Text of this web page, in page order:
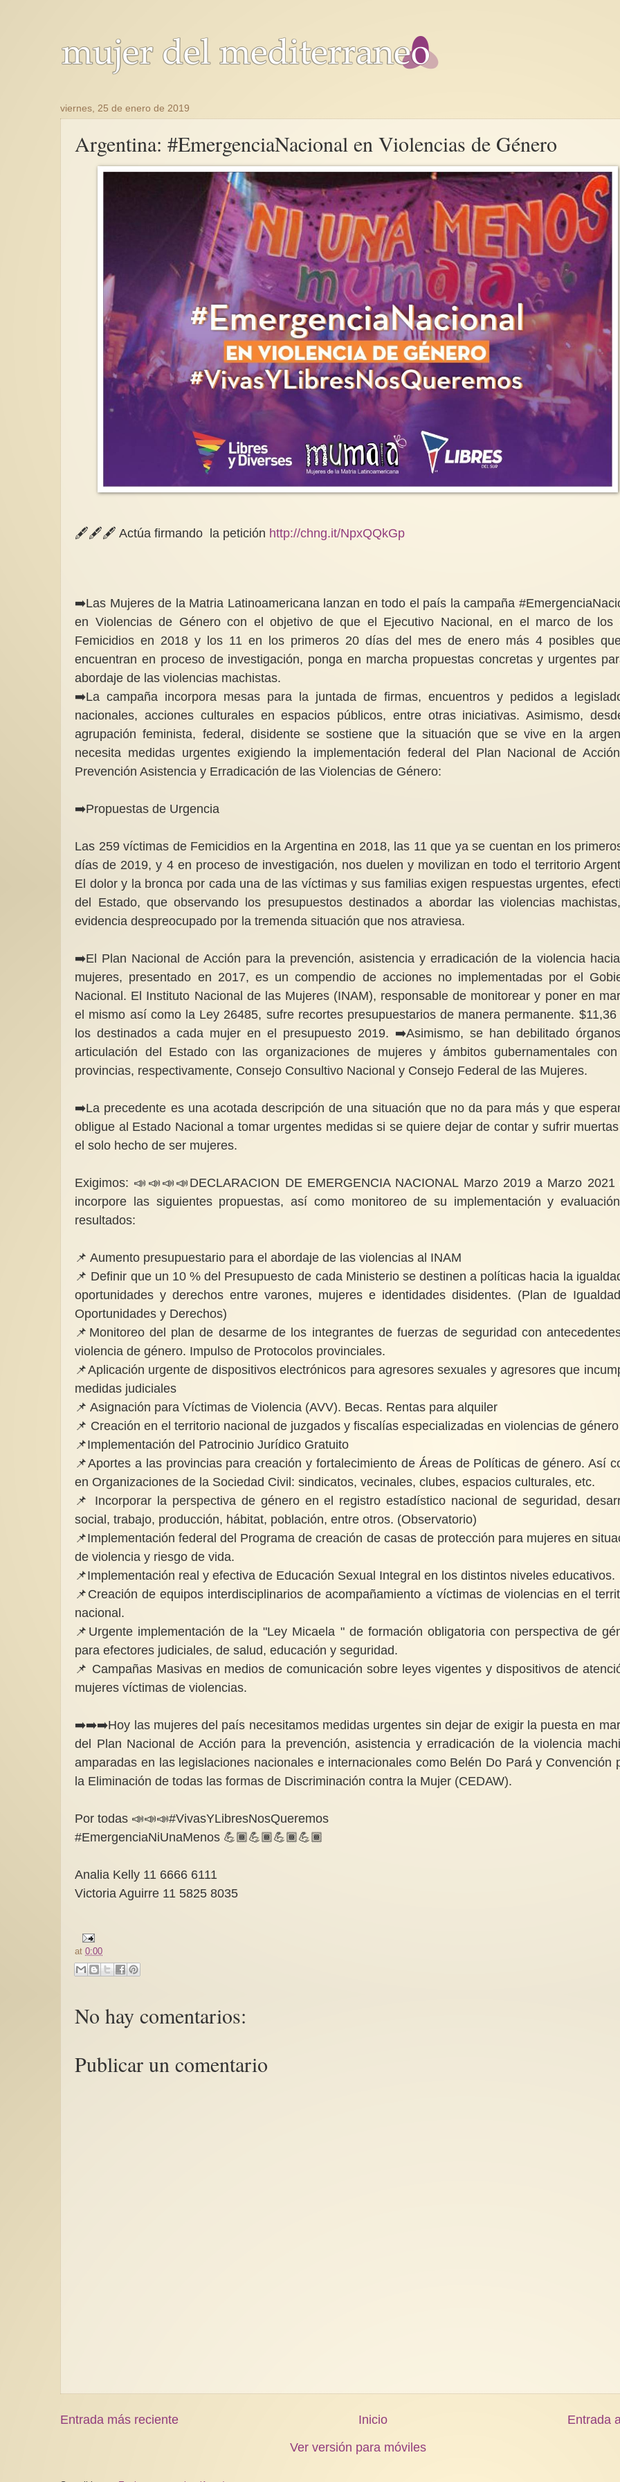
viernes, 25 de enero de 2019
Argentina: #EmergenciaNacional en Violencias de Género
🖋️🖋️🖋️ Actúa firmando la petición http://chng.it/NpxQQkGp
➡️Las Mujeres de la Matria Latinoamericana lanzan en todo el país la campaña
en Violencias de Género con el objetivo de que el Ejecutivo Nacional, en el marco de los
Femicidios en 2018 y los 11 en los primeros 20 días del mes de enero más 4 posibles
encuentran en proceso de investigación, ponga en marcha propuestas concretas y urgentes
abordaje de las violencias machistas.
➡️La campaña incorpora mesas para la juntada de firmas, encuentros y pedidos a
nacionales, acciones culturales en espacios públicos, entre otras iniciativas. Asimismo,
agrupación feminista, federal, disidente se sostiene que la situación que se vive en la
necesita medidas urgentes exigiendo la implementación federal del Plan Nacional de
Prevención Asistencia y Erradicación de las Violencias de Género:
➡️Propuestas de Urgencia
Las 259 víctimas de Femicidios en la Argentina en 2018, las 11 que ya se cuentan en los
días de 2019, y 4 en proceso de investigación, nos duelen y movilizan en todo el territorio
El dolor y la bronca por cada una de las víctimas y sus familias exigen respuestas urgentes,
del Estado, que observando los presupuestos destinados a abordar las violencias
evidencia despreocupado por la tremenda situación que nos atraviesa.
➡️El Plan Nacional de Acción para la prevención, asistencia y erradicación de la violencia
mujeres, presentado en 2017, es un compendio de acciones no implementadas por el
Nacional. El Instituto Nacional de las Mujeres (INAM), responsable de monitorear y poner en
el mismo así como la Ley 26485, sufre recortes presupuestarios de manera permanente. $11,36
los destinados a cada mujer en el presupuesto 2019. ➡️Asimismo, se han debilitado
articulación del Estado con las organizaciones de mujeres y ámbitos gubernamentales
provincias, respectivamente, Consejo Consultivo Nacional y Consejo Federal de las Mujeres.
➡️La precedente es una acotada descripción de una situación que no da para más y que
obligue al Estado Nacional a tomar urgentes medidas si se quiere dejar de contar y sufrir
el solo hecho de ser mujeres.
Exigimos: 📣📣📣📣DECLARACION DE EMERGENCIA NACIONAL Marzo 2019 a Marzo 2021
incorpore las siguientes propuestas, así como monitoreo de su implementación y
resultados:
📌 Aumento presupuestario para el abordaje de las violencias al INAM
📌 Definir que un 10 % del Presupuesto de cada Ministerio se destinen a políticas hacia la
oportunidades y derechos entre varones, mujeres e identidades disidentes. (Plan de
Oportunidades y Derechos)
📌Monitoreo del plan de desarme de los integrantes de fuerzas de seguridad con
violencia de género. Impulso de Protocolos provinciales.
📌Aplicación urgente de dispositivos electrónicos para agresores sexuales y agresores que
medidas judiciales
📌 Asignación para Víctimas de Violencia (AVV). Becas. Rentas para alquiler
📌 Creación en el territorio nacional de juzgados y fiscalías especializadas en violencias de género
📌Implementación del Patrocinio Jurídico Gratuito
📌Aportes a las provincias para creación y fortalecimiento de Áreas de Políticas de género. Así
en Organizaciones de la Sociedad Civil: sindicatos, vecinales, clubes, espacios culturales, etc.
📌 Incorporar la perspectiva de género en el registro estadístico nacional de seguridad,
social, trabajo, producción, hábitat, población, entre otros. (Observatorio)
📌Implementación federal del Programa de creación de casas de protección para mujeres en
de violencia y riesgo de vida.
📌Implementación real y efectiva de Educación Sexual Integral en los distintos niveles educativos.
📌Creación de equipos interdisciplinarios de acompañamiento a víctimas de violencias en el
nacional.
📌Urgente implementación de la "Ley Micaela " de formación obligatoria con perspectiva de
para efectores judiciales, de salud, educación y seguridad.
📌 Campañas Masivas en medios de comunicación sobre leyes vigentes y dispositivos de
mujeres víctimas de violencias.
➡️➡️➡️Hoy las mujeres del país necesitamos medidas urgentes sin dejar de exigir la puesta en
del Plan Nacional de Acción para la prevención, asistencia y erradicación de la violencia
amparadas en las legislaciones nacionales e internacionales como Belén Do Pará y Convención
la Eliminación de todas las formas de Discriminación contra la Mujer (CEDAW).
Por todas 📣📣📣#VivasYLibresNosQueremos
#EmergenciaNiUnaMenos 💪🏾💪🏾💪🏾💪🏾
Analia Kelly 11 6666 6111
Victoria Aguirre 11 5825 8035
at0:00
No hay comentarios:
Publicar un comentario
Entrada más reciente Entrada
Inicio
Ver versión para móviles
Violencia sexual en España y
propuesta para su erradicación
En el primer semestre de 2025,
las fuerzas de seguridad
violación...
La vida de una
““Violeta, una vez
biblia y encontró